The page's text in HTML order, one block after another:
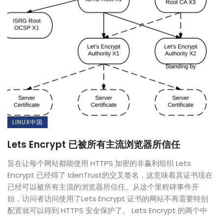
LINUX中国
Lets Encrypt 已被所有主流浏览器所信任
旨在让每个网站都能使用 HTTPS 加密的非赢利组织 Lets
Encrypt 已经得了 IdenTrust的交叉签名，这意味着其证书现在
已经可以被所有主流的浏览器所信任。从这个里程碑事件开
始，访问者访问使用了Lets Encrypt 证书的网站不再需要特别
配置就可以得到 HTTPS 安全保护了。 Lets Encrypt 的两个中